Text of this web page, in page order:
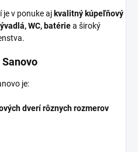
v ponuke aj kvalitný kúpeľňový
WC, batériea široký
je:
dverí rôznych rozmerov